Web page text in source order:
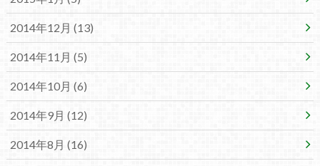
2014年12月 (13)
2014年11月 (5)
2014年10月 (6)
2014年9月 (12)
2014年8月 (16)